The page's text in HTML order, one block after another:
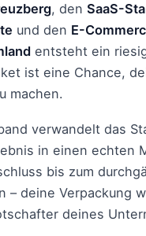
, den SaaS-
und den E-
entsteht ein
ist eine Chance,
machen.
verwandelt das
in einen echten
bis zum
– deine Verpackung
deines